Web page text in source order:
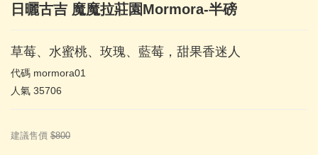
日曬古吉 魔魔拉莊園Mormora-半磅
草莓、水蜜桃、玫瑰、藍莓，甜果香迷人
代碼 mormora01
人氣 35706
建議售價 $800